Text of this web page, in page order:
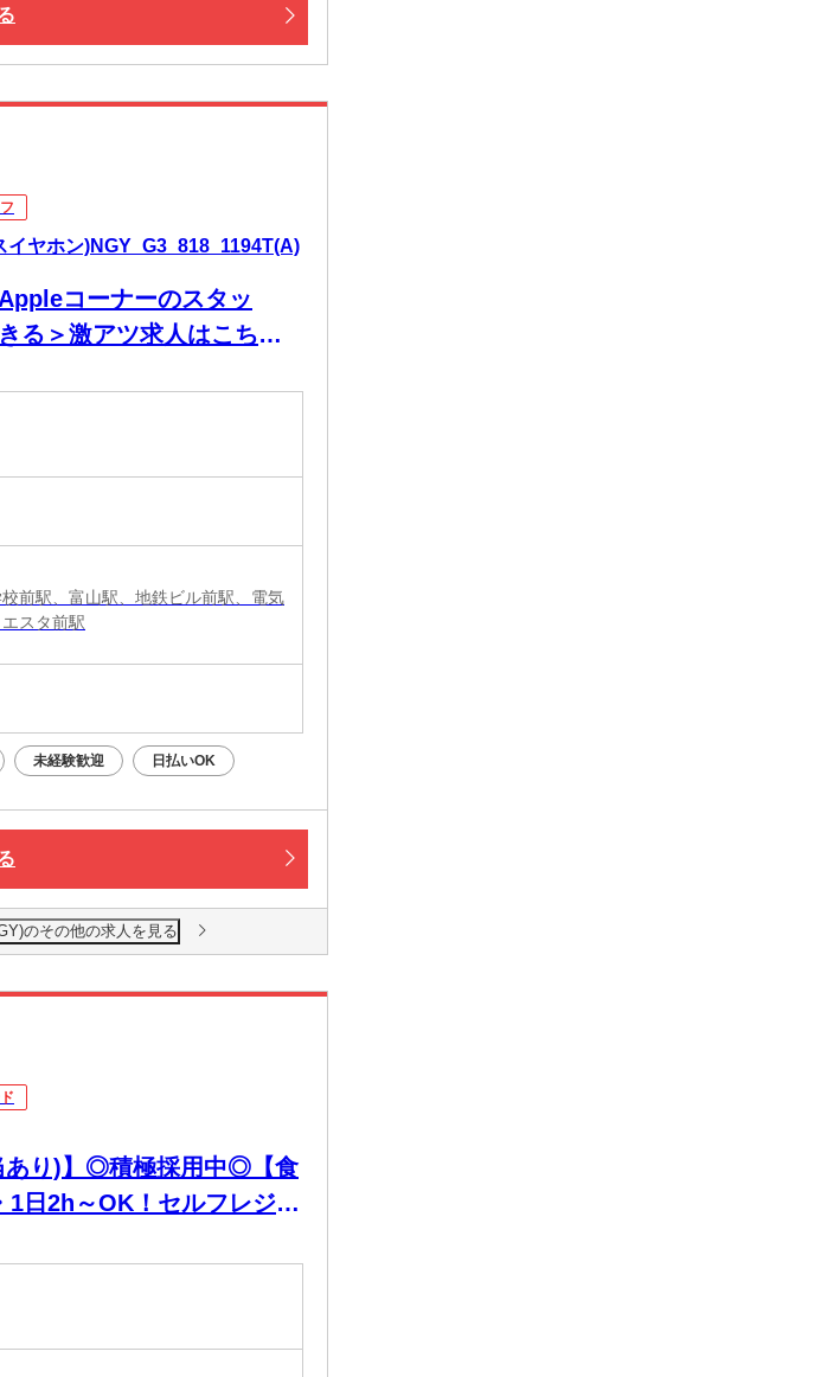
ヤホン)NGY_G3_818_1194T(A)
コーナーのスタッ
る＞激アツ求人はこち
前駅、富山駅、地鉄ビル前駅、電気
スタ前駅
未経験歓迎 日払いOK
のその他の求人を見る
あり)】◎積極採用中◎【食
日2h～OK！セルフレジで